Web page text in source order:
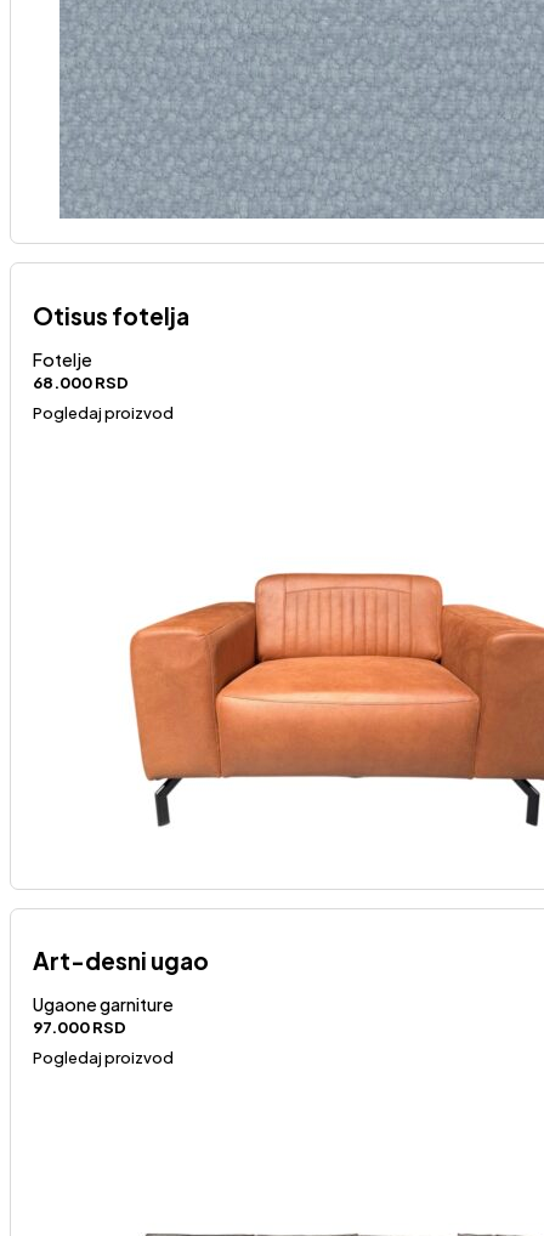
Otisus fotelja
Fotelje
68.000RSD
Pogledaj proizvod
Art-desni ugao
Ugaone garniture
97.000RSD
Pogledaj proizvod